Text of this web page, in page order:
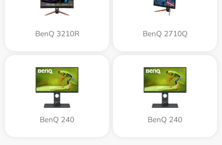
BenQ 3210R BenQ 2710Q
BenQ 240 BenQ 240